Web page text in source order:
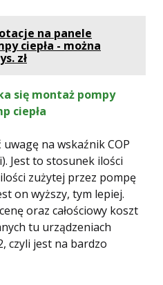
na panele
ciepła - można
zł
się montaż pompy
ciepła
na wskaźnik COP
Jest to stosunek ilości
zużytej przez pompę
on wyższy, tym lepiej.
oraz całościowy koszt
tu urządzeniach
czyli jest na bardzo